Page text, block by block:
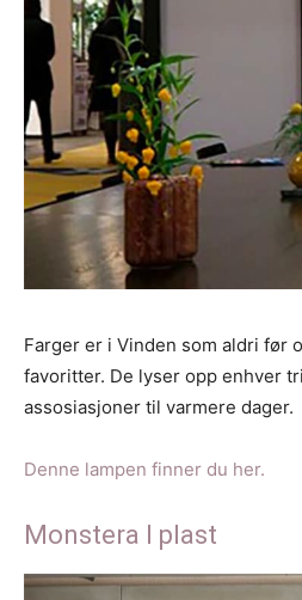
Farger er i Vinden som aldri før
favoritter. De lyser opp enhver
assosiasjoner til varmere dager.
Denne lampen finner du her.
Monstera I plast